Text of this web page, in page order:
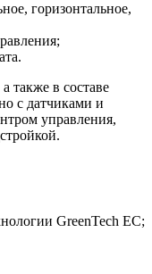
горизонтальное,
также в составе
с датчиками и
управления,
GreenTech EC;